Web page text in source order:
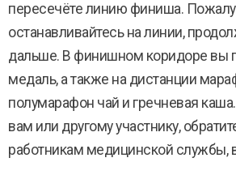
пересечёте линию финиша.
останавливайтесь на линии,
дальше. В финишном коридоре вы
медаль, а также на дистанции
полумарафон чай и гречневая
вам или другому участнику,
работникам медицинской службы,